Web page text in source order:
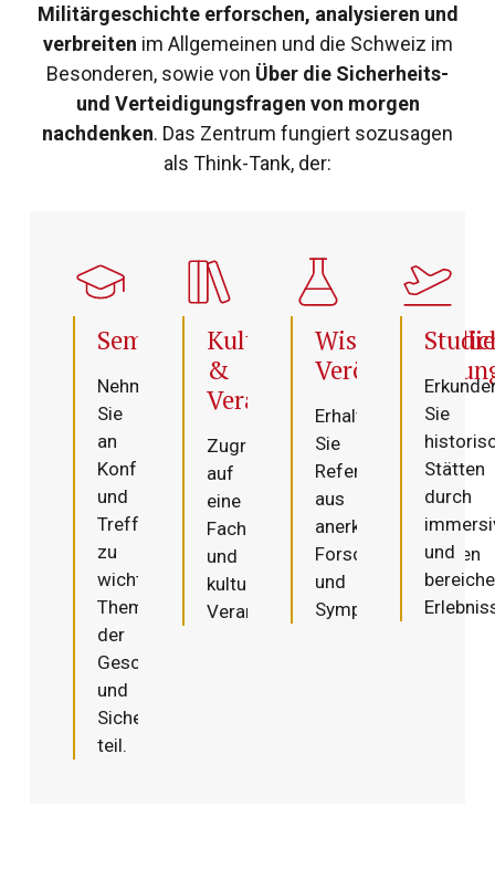
Militärgeschichte erforschen, analysieren und
verbreiten im Allgemeinen und die Schweiz im
Besonderen, sowie von Über die Sicherheits-
und Verteidigungsfragen von morgen
nachdenken. Das Zentrum fungiert sozusagen
als Think-Tank, der:
Seminare
Nehmen
Sie
an
Konferenzen
und
Treffen
zu
wichtigen
Themen
der
Geschichte
und
Sicherheit
teil.
Kulturressourcen
&
Veranstaltungen
Zugriff
auf
eine
Fachbibliothek
und
kulturelle
Veranstaltungen.
Erhalten
Sie
Referenzinhalte
aus
anerkannten
Forschungsarbeiten
und
Symposien.
Sie
Stätten
durch
und